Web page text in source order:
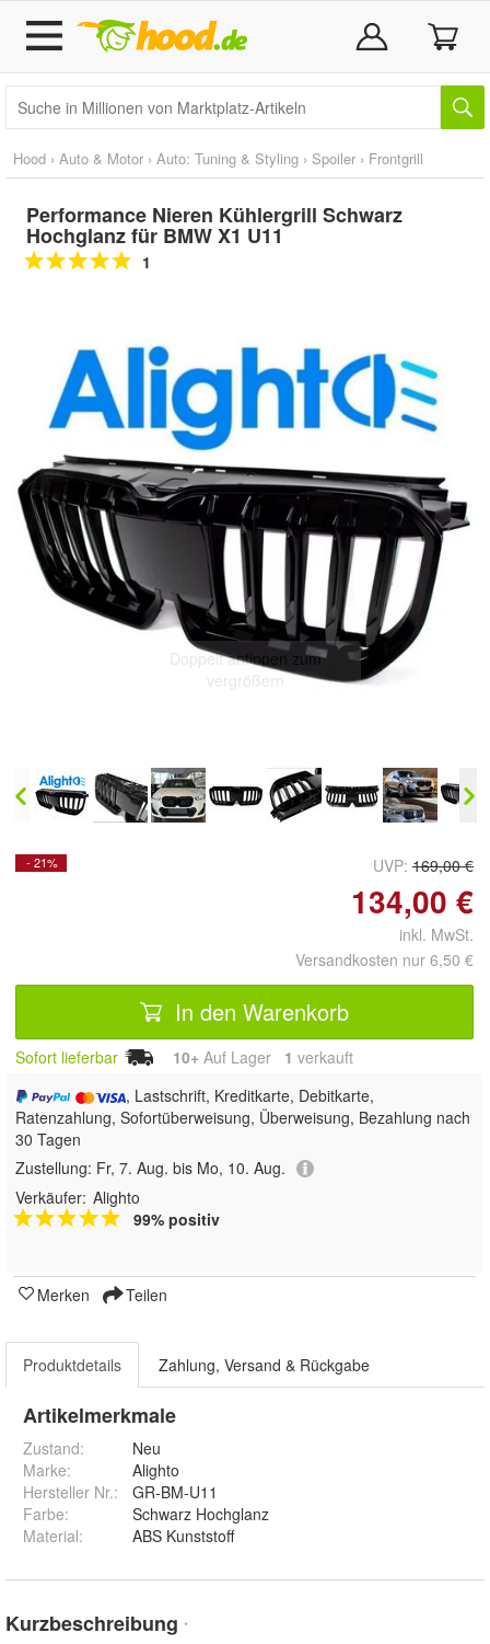
Hood › Auto & Motor › Auto: Tuning & Styling › Spoiler › Frontgrill
Performance Nieren Kühlergrill Schwarz
Hochglanz für BMW X1 U11
1
Doppelt antippen zum
vergrößern
- 21% UVP: 169,00 €
134,00 €
inkl. MwSt.
Versandkosten nur 6,50 €
In den Warenkorb
Sofort lieferbar 10+ Auf Lager 1 verkauft
, Lastschrift, Kreditkarte, Debitkarte,
Ratenzahlung, Sofortüberweisung, Überweisung, Bezahlung nach
30 Tagen
Zustellung: Fr, 7. Aug. bis Mo, 10. Aug.
Verkäufer: Alighto
99% positiv
Merken Teilen
Produktdetails Zahlung, Versand & Rückgabe
Artikelmerkmale
Zustand:
Neu
Marke:
Alighto
Hersteller Nr.:
GR-BM-U11
Farbe:
Schwarz Hochglanz
Material: ABS Kunststoff
Kurzbeschreibung *